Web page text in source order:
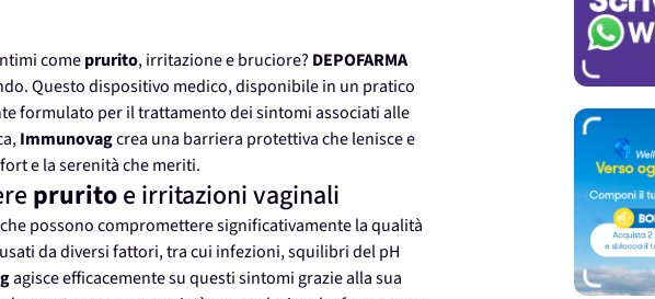
comeprurito, irritazione e bruciore? DEPOFARMA
Questo dispositivo medico, disponibile in un pratico
formulato per il trattamento dei sintomi associati alle
Immunovagcrea una barriera protettiva che lenisce e
e la serenità che meriti.
pruritoe irritazioni vaginali
possono compromettere significativamente la qualità
da diversi fattori, tra cui infezioni, squilibri del pH
agisce efficacemente su questi sintomi grazie alla sua